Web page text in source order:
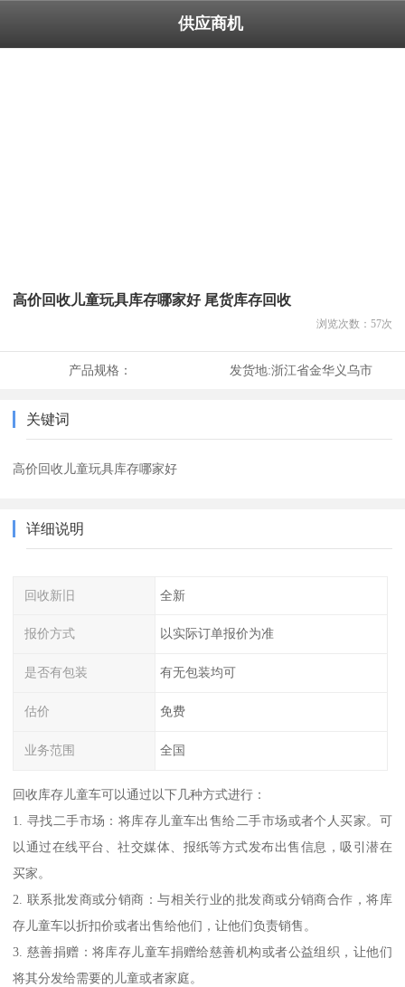
供应商机
高价回收儿童玩具库存哪家好 尾货库存回收
浏览次数： 57次
产品规格： 发货地:浙江省金华义乌市
关键词
高价回收儿童玩具库存哪家好
详细说明
回收新旧 全新
报价方式 以实际订单报价为准
是否有包装 有无包装均可
估价 免费
业务范围 全国
回收库存儿童车可以通过以下几种方式进行：
1. 寻找二手市场：将库存儿童车出售给二手市场或者个人买家。可
以通过在线平台、社交媒体、报纸等方式发布出售信息，吸引潜在
买家。
2. 联系批发商或分销商：与相关行业的批发商或分销商合作，将库
存儿童车以折扣价或者出售给他们，让他们负责销售。
3. 慈善捐赠：将库存儿童车捐赠给慈善机构或者公益组织，让他们
将其分发给需要的儿童或者家庭。